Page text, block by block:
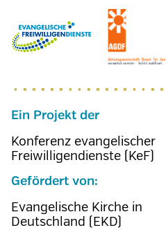
Ein Projekt der
Konferenz evangelischer
Freiwilligendienste (KeF)
Gefördert von:
Evangelische Kirche in
Deutschland (EKD)